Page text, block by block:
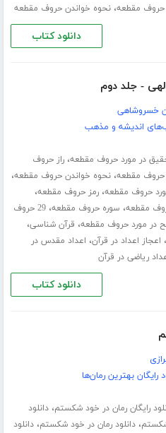
حروف مقطعه،نحوه خواندن حروف مقطعه
دانلود کتاب
- جلد دوم
خسروشاهی
اندیشه و مذهب
در مورد حروف مقطعه،راز حروف
حروف مقطعه،نحوه خواندن حروف مقطعه،
حروف مقطعه،رمز حروف مقطعه،
مقطعه، سوره حروف مقطعه،
29 حروف
در مورد حروف مقطعه، قرآن شناسی،
، اعجاز اعداد در قرآن، اعداد مقدس در
ریاضی در قرآن
دانلود کتاب
رایگان بهترین رمان‌ها
رایگان رمان در خود شکستم،دانلود
،دانلود رمان در خود شکستم،دانلود